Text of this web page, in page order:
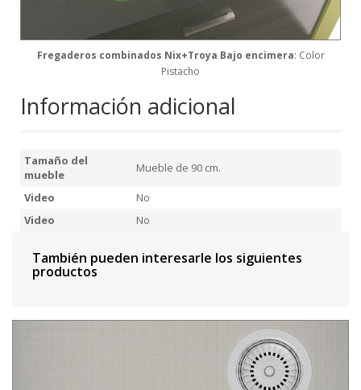
Fregaderos combinados Nix+Troya Bajo encimera: Color
Pistacho
Información adicional
Tamaño del
mueble
Mueble de 90 cm.
Video
No
Video
No
También pueden interesarle los siguientes
productos